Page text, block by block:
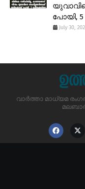
പോയി,
July 30,
വാർത്താ മാധ്യമ